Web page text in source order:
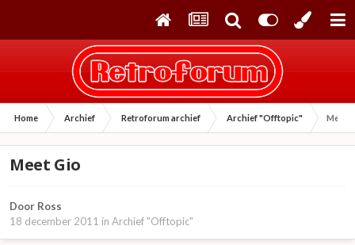
Home Archief Retroforum archief Archief "Offtopic" Meet
Meet Gio
Door Ross
18 december 2011 in Archief "Offtopic"